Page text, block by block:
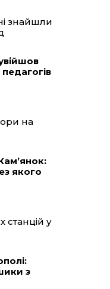
знайшли
на
якого
станцій у
з